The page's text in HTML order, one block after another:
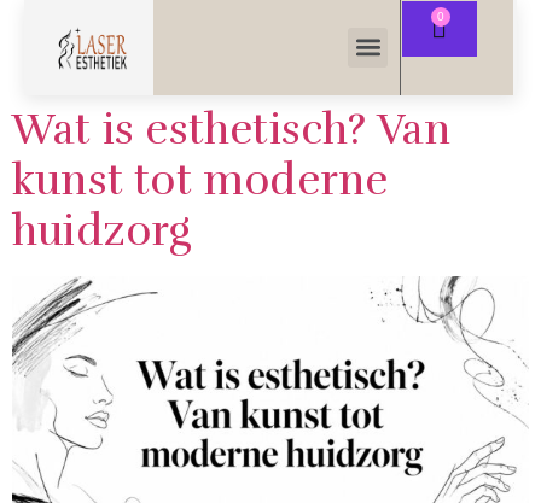
Wat is esthetisch? Van
kunst tot moderne
huidzorg